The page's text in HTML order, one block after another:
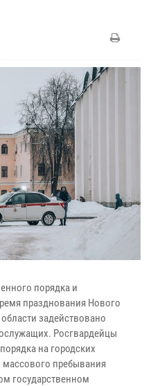
порядка и
празднования Нового
задействовано
Росгвардейцы
на городских
пребывания
государственном